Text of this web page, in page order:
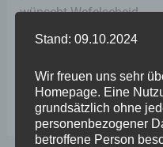
wünscht Wefelscheid.
für diese
eine gute
Stand: 09.10.2024
Wir freuen uns sehr
Homepage. Eine
grundsätzlich ohne
personenbezogener
betroffene Person